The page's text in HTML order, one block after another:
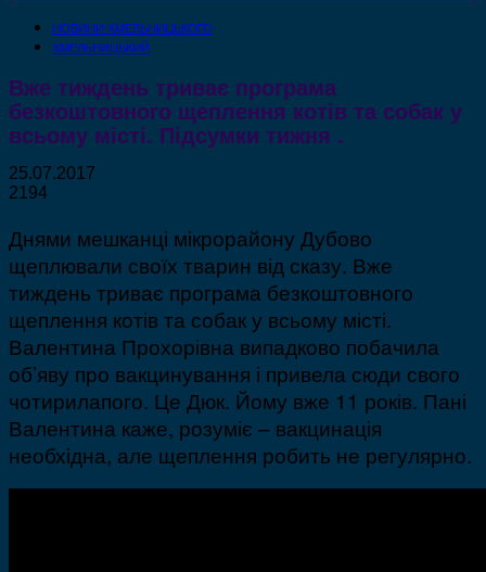
НОВИНИ ХМЕЛЬНИЦЬКОГО
ХМЕЛЬНИЦЬКИЙ
Вже тиждень триває програма
безкоштовного щеплення котів та собак у
всьому місті. Підсумки тижня .
25.07.2017
2194
Днями мешканці мікрорайону Дубово
щеплювали своїх тварин від сказу. Вже
тиждень триває програма безкоштовного
щеплення котів та собак у всьому місті.
Валентина Прохорівна випадково побачила
об’яву про вакцинування і привела сюди свого
чотирилапого. Це Дюк. Йому вже 11 років. Пані
Валентина каже, розуміє – вакцинація
необхідна, але щеплення робить не регулярно.